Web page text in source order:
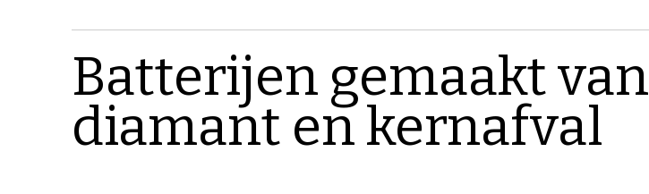
Batterijen gemaakt van
diamant en kernafval